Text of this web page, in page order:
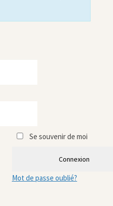
Se souvenir de moi
Connexion
Mot de passe oublié?